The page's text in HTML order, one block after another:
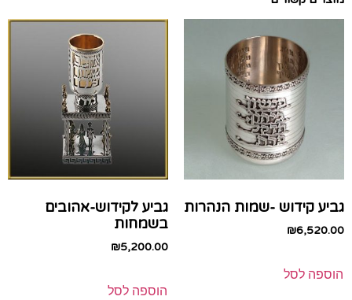
גביע קידוש -שמות הנהרות
₪6,520.00
הוספה לסל
גביע לקידוש-אהובים
בשמחות
₪5,200.00
הוספה לסל